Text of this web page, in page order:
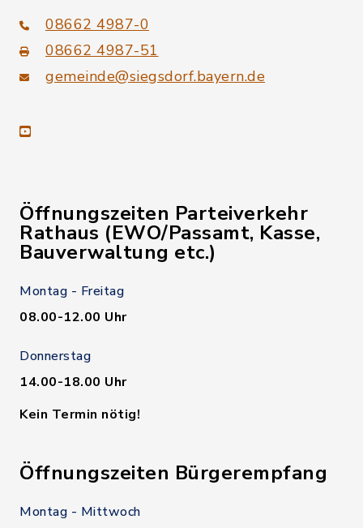
08662 4987-0
08662 4987-51
gemeinde@siegsdorf.bayern.de
youtube
Öffnungszeiten Parteiverkehr
Rathaus (EWO/Passamt, Kasse,
Bauverwaltung etc.)
Montag - Freitag
08.00-12.00 Uhr
Donnerstag
14.00-18.00 Uhr
Kein Termin nötig!
Öffnungszeiten Bürgerempfang
Montag - Mittwoch